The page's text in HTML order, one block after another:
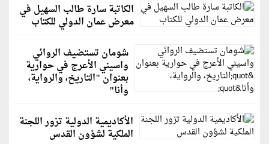
الكاتبة سارة طالب السهيل في
معرض عمان الدولي للكتاب
شومان تستضيف الروائي
واسيني الأعرج في حوارية
بعنوان "التاريخ، والرواية،
وأنا"
الأكاديمية الدولية تزور اللجنة
الملكية لشؤون القدس